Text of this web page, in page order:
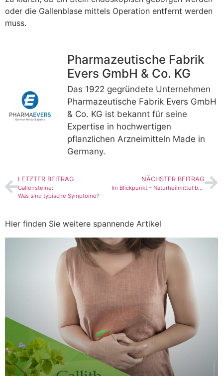
oder die Gallenblase mittels Operation entfernt werden
muss.
Pharmazeutische Fabrik
Evers GmbH & Co. KG
Das 1922 gegründete Unternehmen
Pharmazeutische Fabrik Evers GmbH
& Co. KG ist bekannt für seine
Expertise in hochwertigen
pflanzlichen Arzneimitteln Made in
Germany.
LETZTER BEITRAG
Gallensteine:
Was sind typische Symptome?
NÄCHSTER BEITRAG
Im Blickpunkt – Naturheilmittel bei Gallenbeschwerden
Hier finden Sie weitere spannende Artikel